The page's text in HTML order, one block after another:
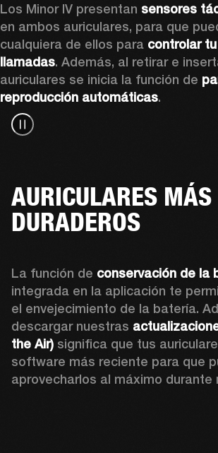
Los Minor IV presentan sensores
en ambos auriculares, para que
cualquiera de ellos para controlar
llamadas. Además, al retirar e
auriculares se inicia la función de
reproducción automáticas.
AURICULARES MÁS
DURADEROS
La función de conservación de la
integrada en la aplicación te
el envejecimiento de la batería.
descargar nuestras
the Air) significa que tus
software más reciente para que
aprovecharlos al máximo durante